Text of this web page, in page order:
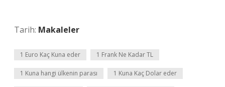
Tarih: Makaleler
1 Euro Kaç Kuna eder 1 Frank Ne Kadar TL
1 Kuna hangi ülkenin parası 1 Kuna Kaç Dolar eder